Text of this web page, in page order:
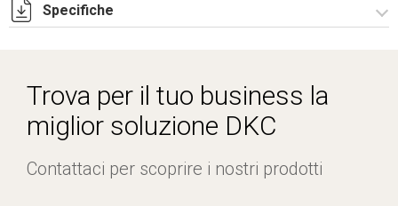
Specifiche
Trova per il tuo business la
miglior soluzione DKC
Contattaci per scoprire i nostri prodotti